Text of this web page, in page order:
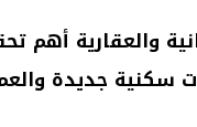
والعقارية
سكنية جديدة